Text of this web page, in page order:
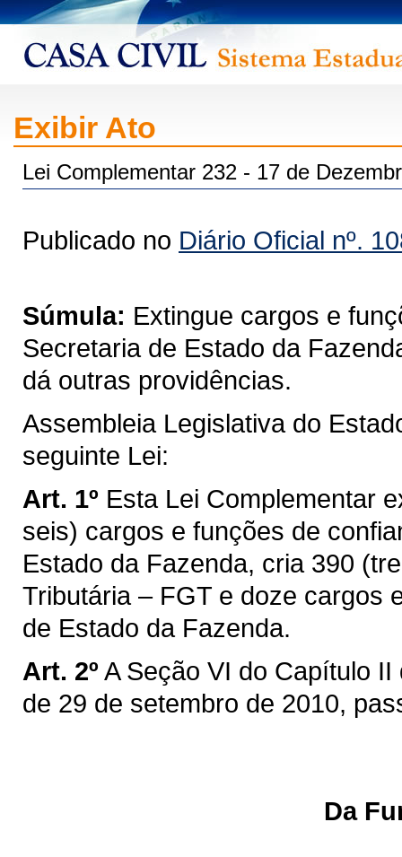
Exibir Ato
Lei Complementar 232 - 17 de
Publicado no Diário Oficial nº.
Súmula: Extingue cargos e
Secretaria de Estado da
dá outras providências.
Assembleia Legislativa do
seguinte Lei:
Art. 1º Esta Lei Complementar
seis) cargos e funções de
Estado da Fazenda, cria 390
Tributária – FGT e doze cargos
de Estado da Fazenda.
Art. 2º A Seção VI do Capítulo
de 29 de setembro de 2010,
Da Função de